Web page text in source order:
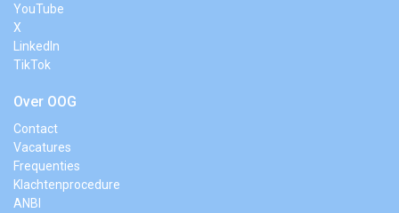
YouTube
X
LinkedIn
TikTok
Over OOG
Contact
Vacatures
Frequenties
Klachtenprocedure
ANBI